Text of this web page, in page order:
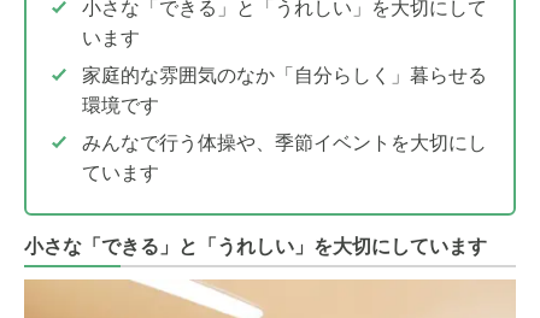
小さな「できる」と「うれしい」を大切にして
います
家庭的な雰囲気のなか「自分らしく」暮らせる
環境です
みんなで行う体操や、季節イベントを大切にし
ています
小さな「できる」と「うれしい」を大切にしています